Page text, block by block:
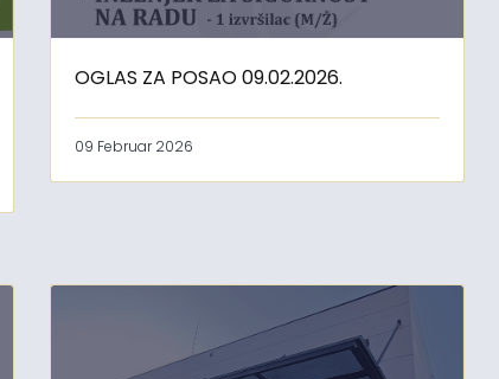
OGLAS ZA POSAO 09.02.2026.
09 Februar 2026